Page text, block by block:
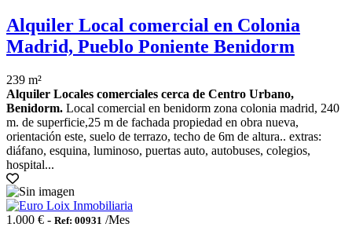
Alquiler Local comercial en Colonia
Madrid, Pueblo Poniente Benidorm
239 m²
Alquiler Locales comerciales cerca de Centro Urbano,
Benidorm. Local comercial en benidorm zona colonia madrid, 240
m. de superficie,25 m de fachada propiedad en obra nueva,
orientación este, suelo de terrazo, techo de 6m de altura.. extras:
diáfano, esquina, luminoso, puertas auto, autobuses, colegios,
hospital...
1.000 € - Ref: 00931 /Mes